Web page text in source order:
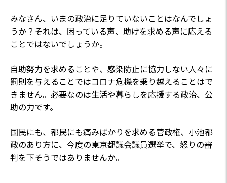
みなさん、いまの政治に足りていないことはなんでしょ
うか？それは、困っている声、助けを求める声に応える
ことではないでしょうか。
自助努力を求めることや、感染防止に協力しない人々に
罰則を与えることではコロナ危機を乗り越えることはで
きません。必要なのは生活や暮らしを応援する政治、公
助の力です。
国民にも、都民にも痛みばかりを求める菅政権、小池都
政のあり方に、今度の東京都議会議員選挙で、怒りの審
判を下そうではありませんか。